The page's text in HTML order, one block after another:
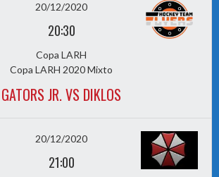
20/12/2020
20:30
Copa LARH
Copa LARH 2020 Mixto
GATORS JR. VS DIKLOS
20/12/2020
21:00